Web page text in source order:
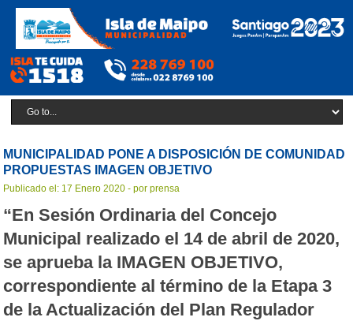
MUNICIPALIDAD PONE A DISPOSICIÓN DE COMUNIDAD
PROPUESTAS IMAGEN OBJETIVO
Publicado el: 17 Enero 2020 - por prensa
“En Sesión Ordinaria del Concejo
Municipal realizado el 14 de abril de 2020,
se aprueba la IMAGEN OBJETIVO,
correspondiente al término de la Etapa 3
de la Actualización del Plan Regulador